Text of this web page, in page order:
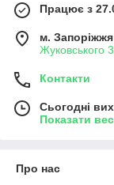
Працює з
м. Запоріжжя
Жуковського
Контакти
Сьогодні
Показати
Про нас